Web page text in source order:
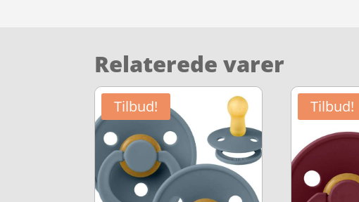
Relaterede varer
Tilbud! Tilbud!